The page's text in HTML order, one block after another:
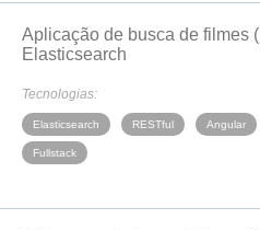
Aplicação de busca de filmes
Elasticsearch
Tecnologias:
Elasticsearch RESTful Angular
Fullstack